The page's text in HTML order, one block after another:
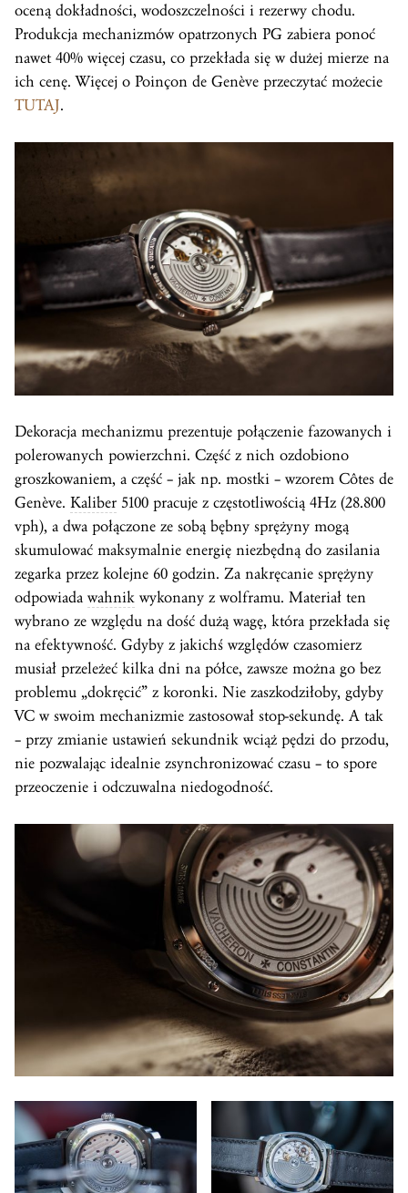
oceną dokładności, wodoszczelności i rezerwy chodu.
Produkcja mechanizmów opatrzonych PG zabiera ponoć
nawet 40% więcej czasu, co przekłada się w dużej mierze na
ich cenę. Więcej o Poinçon de Genève przeczytać możecie
TUTAJ.
Dekoracja mechanizmu prezentuje połączenie fazowanych i
polerowanych powierzchni. Część z nich ozdobiono
groszkowaniem, a część – jak np. mostki – wzorem Côtes de
Genève. Kaliber 5100 pracuje z częstotliwością 4Hz (28.800
vph), a dwa połączone ze sobą bębny sprężyny mogą
skumulować maksymalnie energię niezbędną do zasilania
zegarka przez kolejne 60 godzin. Za nakręcanie sprężyny
odpowiada wahnik wykonany z wolframu. Materiał ten
wybrano ze względu na dość dużą wagę, która przekłada się
na efektywność. Gdyby z jakichś względów czasomierz
musiał przeleżeć kilka dni na półce, zawsze można go bez
problemu „dokręcić” z koronki. Nie zaszkodziłoby, gdyby
VC w swoim mechanizmie zastosował stop-sekundę. A tak
– przy zmianie ustawień sekundnik wciąż pędzi do przodu,
nie pozwalając idealnie zsynchronizować czasu – to spore
przeoczenie i odczuwalna niedogodność.